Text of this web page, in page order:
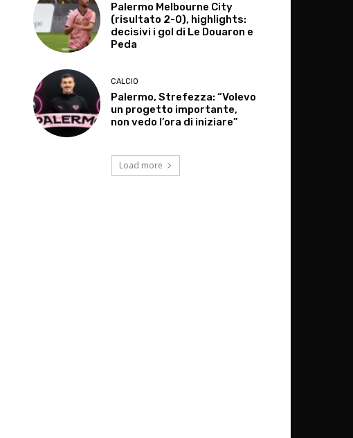
Palermo Melbourne City
(risultato 2-0), highlights:
decisivi i gol di Le Douaron e
Peda
CALCIO
Palermo, Strefezza: “Volevo
un progetto importante,
non vedo l’ora di iniziare”
Load more